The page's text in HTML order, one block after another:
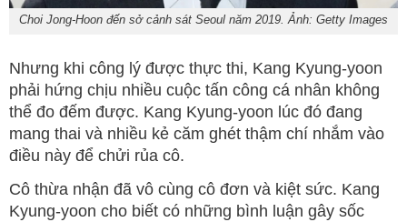
Choi Jong-Hoon đến sở cảnh sát Seoul năm 2019. Ảnh: Getty Images
Nhưng khi công lý được thực thi, Kang Kyung-yoon
phải hứng chịu nhiều cuộc tấn công cá nhân không
thể đo đếm được. Kang Kyung-yoon lúc đó đang
mang thai và nhiều kẻ căm ghét thậm chí nhắm vào
điều này để chửi rủa cô.
Cô thừa nhận đã vô cùng cô đơn và kiệt sức. Kang
Kyung-yoon cho biết có những bình luận gây sốc